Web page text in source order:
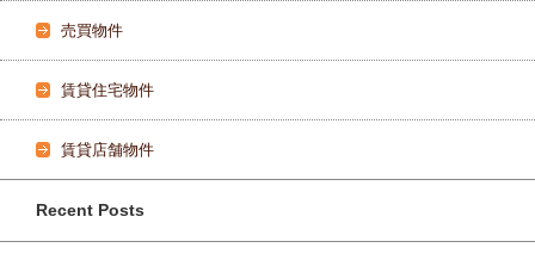
売買物件
賃貸住宅物件
賃貸店舗物件
Recent Posts